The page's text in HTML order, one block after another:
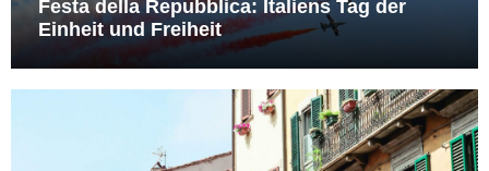
Festa della Repubblica: Italiens Tag der
Einheit und Freiheit